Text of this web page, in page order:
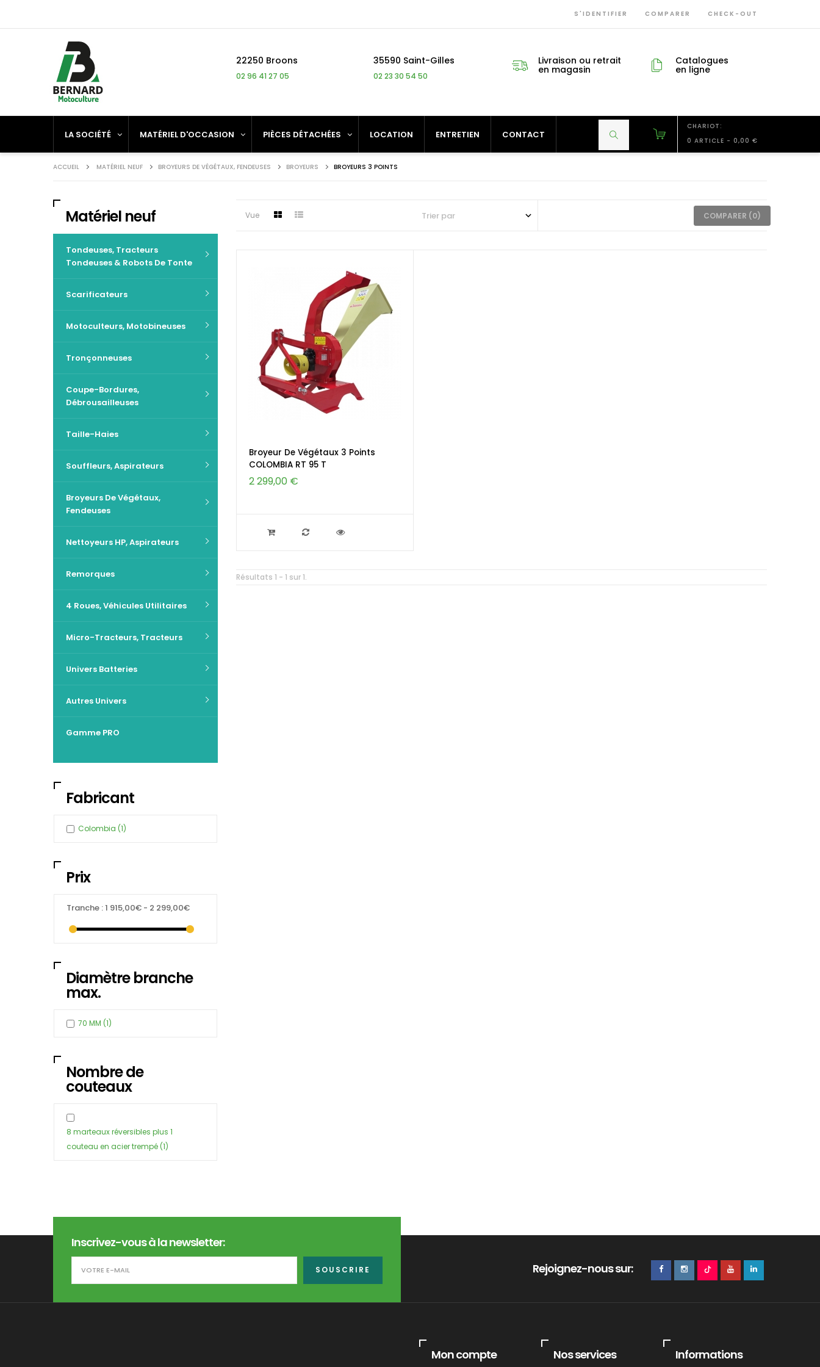
S'IDENTIFIER COMPARER CHECK-OUT
22250 Broons
02 96 41 27 05
35590 Saint-Gilles
02 23 30 54 50
Livraison ou retrait
en magasin
Catalogues
en ligne
LA SOCIÉTÉ MATÉRIEL D'OCCASION PIÈCES DÉTACHÉES LOCATION ENTRETIEN CONTACT
CHARIOT:
0 ARTICLE - 0,00 €
ACCUEIL MATÉRIEL NEUF BROYEURS DE VÉGÉTAUX, FENDEUSES BROYEURS BROYEURS 3 POINTS
Matériel neuf
Tondeuses, Tracteurs
Tondeuses & Robots De Tonte
Scarificateurs
Motoculteurs, Motobineuses
Tronçonneuses
Coupe-Bordures,
Débrousailleuses
Taille-Haies
Souffleurs, Aspirateurs
Broyeurs De Végétaux,
Fendeuses
Nettoyeurs HP, Aspirateurs
Remorques
4 Roues, Véhicules Utilitaires
Micro-Tracteurs, Tracteurs
Univers Batteries
Autres Univers
Gamme PRO
Fabricant
Colombia (1)
Prix
Tranche :1 915,00€ - 2 299,00€
Diamètre branche
max.
70 MM (1)
Nombre de
couteaux
8 marteaux réversibles plus 1
couteau en acier trempé (1)
Vue COMPARER (0)
Broyeur De Végétaux 3 Points
COLOMBIA RT 95 T
2 299,00 €
Résultats 1 - 1 sur 1.
Inscrivez-vous à la newsletter:
SOUSCRIRE Rejoignez-nous sur:
Mon compte Nos services Informations